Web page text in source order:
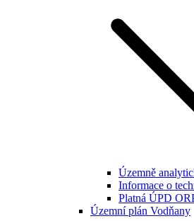
Územně
Informace o
Platná ÚPD
Územní plán Vodňany